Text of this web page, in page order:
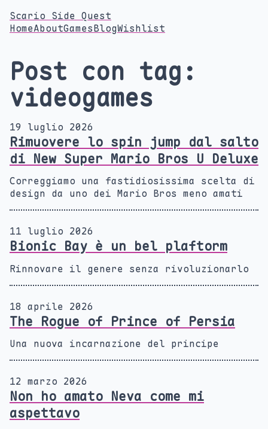
Scario Side Quest
HomeAboutGamesBlogWishlist
Post con tag:
videogames
19 luglio 2026
Rimuovere lo spin jump dal salto
di New Super Mario Bros U Deluxe
Correggiamo una fastidiosissima scelta di
design da uno dei Mario Bros meno amati
11 luglio 2026
Bionic Bay è un bel plaftorm
Rinnovare il genere senza rivoluzionarlo
18 aprile 2026
The Rogue of Prince of Persia
Una nuova incarnazione del principe
12 marzo 2026
Non ho amato Neva come mi
aspettavo